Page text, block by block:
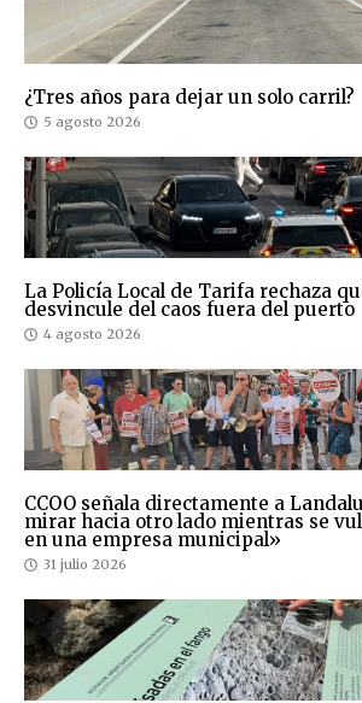
¿Tres años para dejar un solo carril?
5 agosto 2026
La Policía Local de Tarifa rechaza
desvincule del caos fuera del puerto
4 agosto 2026
CCOO señala directamente a
mirar hacia otro lado mientras se
en una empresa municipal»
31 julio 2026